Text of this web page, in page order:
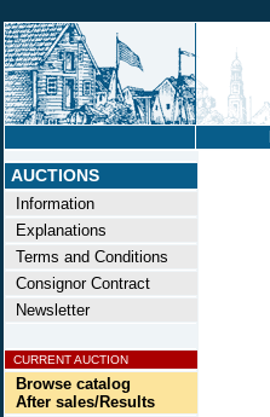
AUCTIONS
Information
Explanations
Terms and Conditions
Consignor Contract
Newsletter
CURRENT AUCTION
Browse catalog
After sales/Results